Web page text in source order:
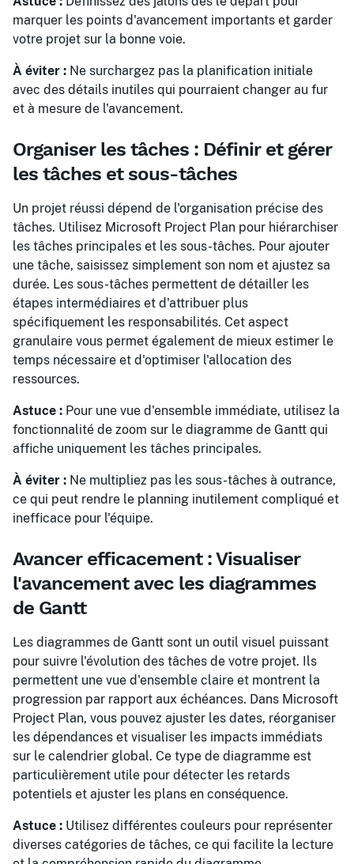
marquer les points d'avancement importants et garder
votre projet sur la bonne voie.
À éviter : Ne surchargez pas la planification initiale
avec des détails inutiles qui pourraient changer au fur
et à mesure de l'avancement.
Organiser les tâches : Définir et gérer
les tâches et sous-tâches
Un projet réussi dépend de l'organisation précise des
tâches. Utilisez Microsoft Project Plan pour hiérarchiser
les tâches principales et les sous-tâches. Pour ajouter
une tâche, saisissez simplement son nom et ajustez sa
durée. Les sous-tâches permettent de détailler les
étapes intermédiaires et d'attribuer plus
spécifiquement les responsabilités. Cet aspect
granulaire vous permet également de mieux estimer le
temps nécessaire et d'optimiser l'allocation des
ressources.
Astuce : Pour une vue d'ensemble immédiate, utilisez la
fonctionnalité de zoom sur le diagramme de Gantt qui
affiche uniquement les tâches principales.
À éviter : Ne multipliez pas les sous-tâches à outrance,
ce qui peut rendre le planning inutilement compliqué et
inefficace pour l'équipe.
Avancer efficacement : Visualiser
l'avancement avec les diagrammes
de Gantt
Les diagrammes de Gantt sont un outil visuel puissant
pour suivre l'évolution des tâches de votre projet. Ils
permettent une vue d'ensemble claire et montrent la
progression par rapport aux échéances. Dans Microsoft
Project Plan, vous pouvez ajuster les dates, réorganiser
les dépendances et visualiser les impacts immédiats
sur le calendrier global. Ce type de diagramme est
particulièrement utile pour détecter les retards
potentiels et ajuster les plans en conséquence.
Astuce : Utilisez différentes couleurs pour représenter
diverses catégories de tâches, ce qui facilite la lecture